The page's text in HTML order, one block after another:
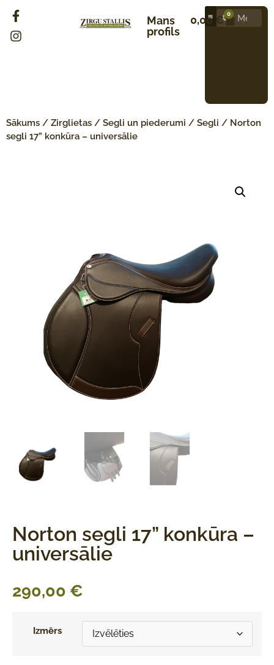
Mans
profils
0,00 € 0
Sākums / Zirglietas / Segli un piederumi / Segli / Norton
segli 17” konkūra – universālie
Norton segli 17” konkūra –
universālie
290,00 €
Izmērs